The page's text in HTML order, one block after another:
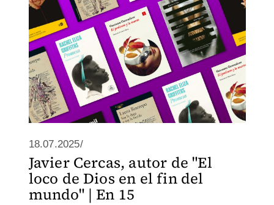
18.07.2025/
Javier Cercas, autor de "El
loco de Dios en el fin del
mundo" | En 15